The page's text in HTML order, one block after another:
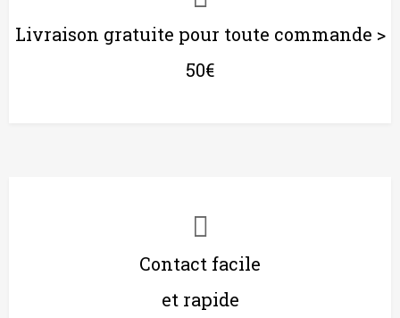
Livraison gratuite pour toute commande >
50€
Contact facile
et rapide